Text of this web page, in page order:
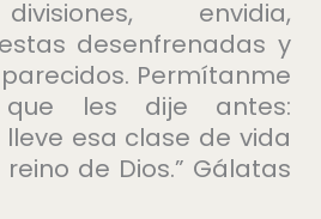
envidia,
desenfrenadas y
Permítanme
les dije antes:
esa clase de vida
de Dios.” Gálatas